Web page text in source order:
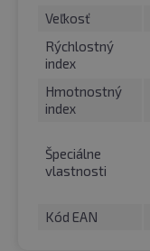
Veľkosť
Rýchlostný
index
Hmotnostný
index
Špeciálne
vlastnosti
Kód EAN